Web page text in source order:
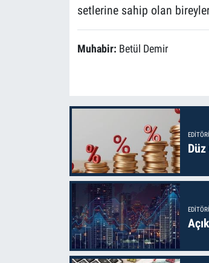
setlerine sahip olan
Muhabir: Betül Demir